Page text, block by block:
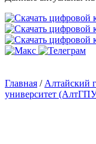
Главная / Алтайский
университет